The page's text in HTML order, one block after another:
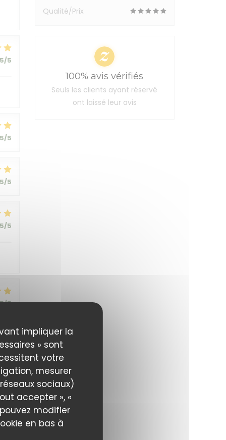
impliquer la
» sont
votre
mesurer
sociaux)
accepter », «
modifier
en bas à
/5
/5
/5
/5
/5
/5
/5
Qualité/Prix
100% avis vérifiés
Seuls les clients ayant réservé
ont laissé leur avis